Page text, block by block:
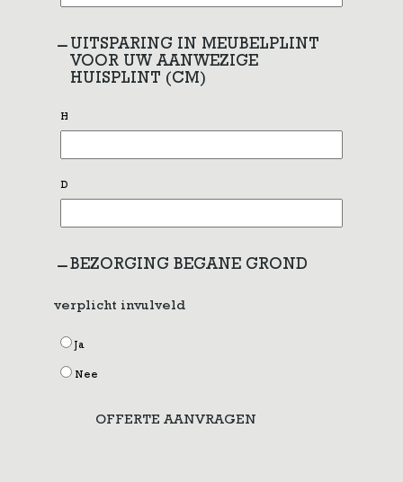
UITSPARING IN MEUBELPLINT
VOOR UW AANWEZIGE
HUISPLINT (CM)
H
D
BEZORGING BEGANE GROND
verplicht invulveld
Ja
Nee
OFFERTE AANVRAGEN